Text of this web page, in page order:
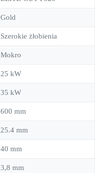
Gold
Szerokie żłobienia
Mokro
25 kW
35 kW
600 mm
25.4 mm
40 mm
3,8 mm